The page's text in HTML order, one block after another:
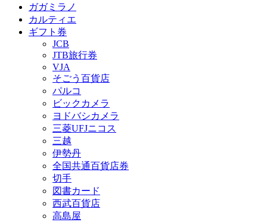
ガガミラノ
カルティエ
ギフト券
JCB
JTB旅行券
VJA
そごう百貨店
パルコ
ビックカメラ
ヨドバシカメラ
三菱UFJニコス
三越
伊勢丹
全国共通百貨店券
切手
図書カード
西武百貨店
高島屋